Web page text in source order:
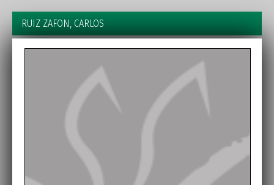
RUIZ ZAFON, CARLOS